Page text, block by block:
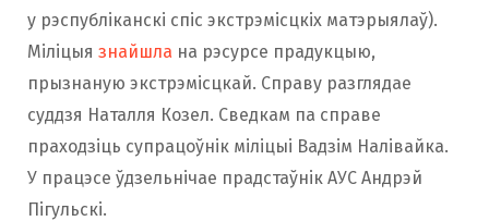
у рэспубліканскі спіс экстрэмісцкіх матэрыялаў).
Міліцыя знайшла на рэсурсе прадукцыю,
прызнаную экстрэмісцкай. Справу разглядае
суддзя Наталля Козел. Сведкам па справе
праходзіць супрацоўнік міліцыі Вадзім Налівайка.
У працэсе ўдзельнічае прадстаўнік АУС Андрэй
Пігульскі.